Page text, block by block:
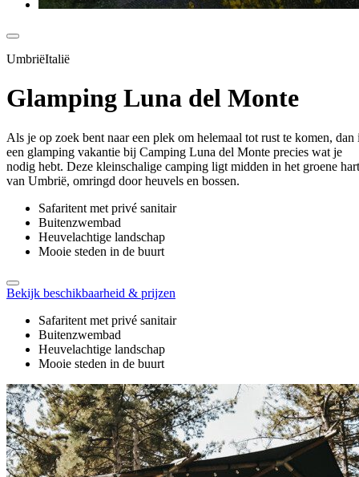
UmbriëItalië
Glamping Luna del Monte
Als je op zoek bent naar een plek om helemaal tot rust te komen, dan
een glamping vakantie bij Camping Luna del Monte precies wat je
nodig hebt. Deze kleinschalige camping ligt midden in het groene hart
van Umbrië, omringd door heuvels en bossen.
Safaritent met privé sanitair
Buitenzwembad
Heuvelachtige landschap
Mooie steden in de buurt
Bekijk beschikbaarheid & prijzen
Safaritent met privé sanitair
Buitenzwembad
Heuvelachtige landschap
Mooie steden in de buurt